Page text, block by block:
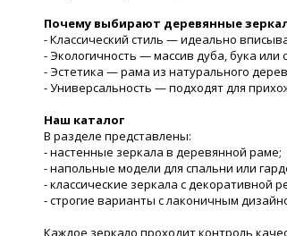
Почему выбирают деревянные
- Классический стиль — идеально
- Экологичность — массив дуба, бука или
- Эстетика — рама из натурального
- Универсальность — подходят для
Наш каталог
В разделе представлены:
- настенные зеркала в деревянной раме;
- напольные модели для спальни или
- классические зеркала с декоративной
- строгие варианты с лаконичным
Каждое зеркало проходит контроль